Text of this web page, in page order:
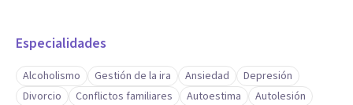
Especialidades
Alcoholismo Gestión de la ira Ansiedad
Depresión
Divorcio
Conflictos familiares Autoestima
Autolesión